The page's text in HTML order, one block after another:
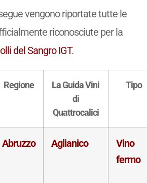
vengono riportate tutte le
riconosciute per la
del Sangro IGT.
Regione
La Guida Vini
di
Quattrocalici
Tipo
Abruzzo Aglianico
Vino
fermo